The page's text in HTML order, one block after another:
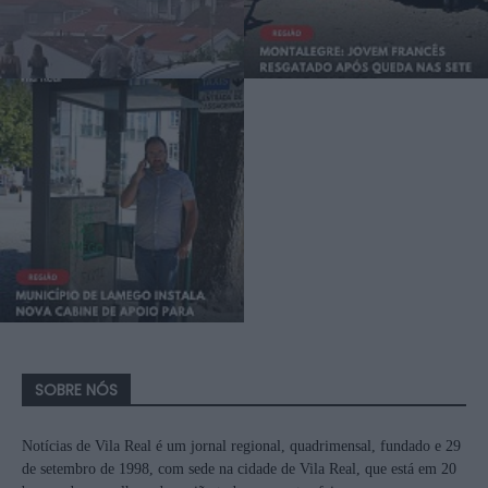
SOBRE NÓS
Notícias de Vila Real é um jornal regional, quadrimensal, fundado e 29
de setembro de 1998, com sede na cidade de Vila Real, que está em 20